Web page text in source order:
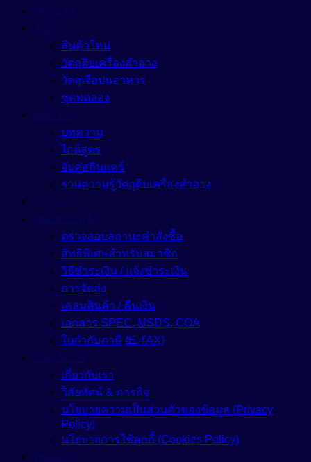
สินค้าใหม่
วัตถุดิบเครื่องสำอาง
วัตถุเจือปนอาหาร
ชุดทดลอง
บทความ
ไกด์สูตร
จับคู่สกินแคร์
รวมความรู้วัตถุดิบเครื่องสำอาง
ตรวจสอบสถานะคำสั่งซื้อ
สิทธิพิเศษสำหรับสมาชิก
วิธีชำระเงิน / แจ้งชำระเงิน
การจัดส่ง
เคลมสินค้า / คืนเงิน
เอกสาร SPEC, MSDS, COA
ใบกำกับภาษี (E-TAX)
เกี่ยวกับเรา
วิสัยทัศน์ & ภารกิจ
นโยบายความเป็นส่วนตัวของข้อมูล (Privacy
Policy)
นโยบายการใช้คุกกี้ (Cookies Policy)